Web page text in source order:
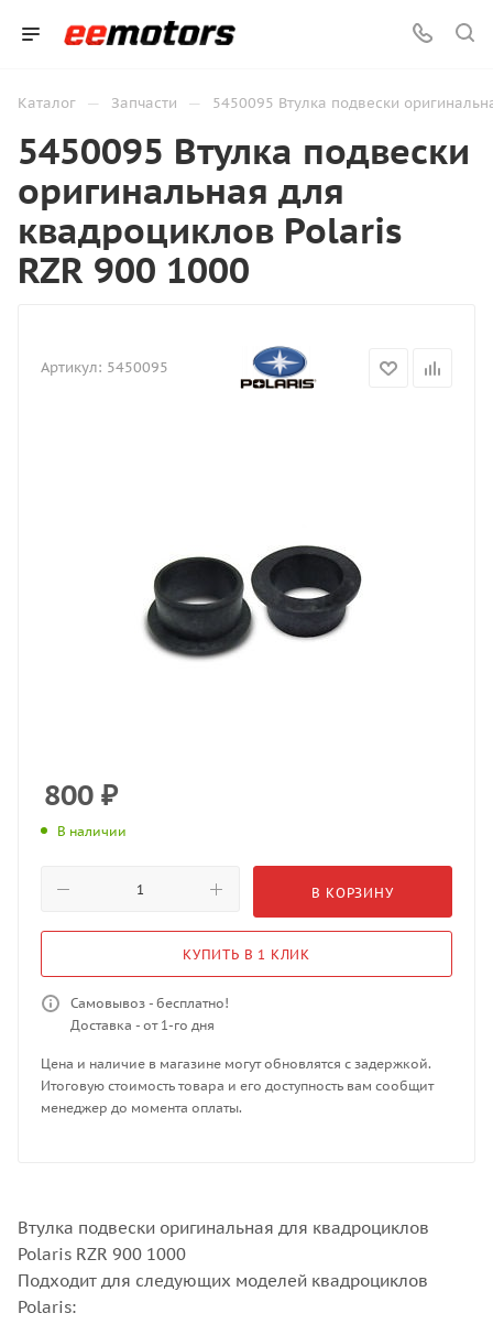
Каталог — Запчасти — 5450095 Втулка подвески
5450095 Втулка подвески
оригинальная для
квадроциклов Polaris
RZR 900 1000
Артикул: 5450095
800 ₽
В наличии
В КОРЗИНУ
КУПИТЬ В 1 КЛИК
Самовывоз - бесплатно!
Доставка - от 1-го дня
Цена и наличие в магазине могут обновлятся с задержкой.
Итоговую стоимость товара и его доступность вам сообщит
менеджер до момента оплаты.
Втулка подвески оригинальная для квадроциклов
Polaris RZR 900 1000
Подходит для следующих моделей квадроциклов
Polaris: